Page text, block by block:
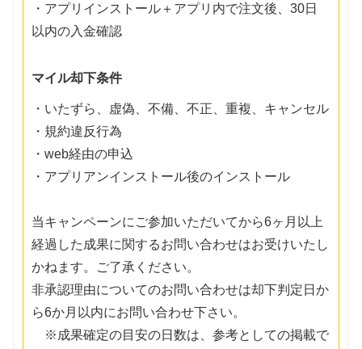
・アプリインストール＋アプリ内で注文後、30日
以内の入金確認
マイル却下条件
・いたずら、虚偽、不備、不正、重複、キャンセル
・規約違反行為
・web経由の申込
・アプリアンインストール後のインストール
当キャンペーンにご参加いただいてから6ヶ月以上
経過した成果に関するお問い合わせはお受けいたし
かねます。ご了承ください。
非承認理由についてのお問い合わせは却下判定日か
ら6か月以内にお問い合わせ下さい。
※成果確定の目安の日数は、参考としての掲載で